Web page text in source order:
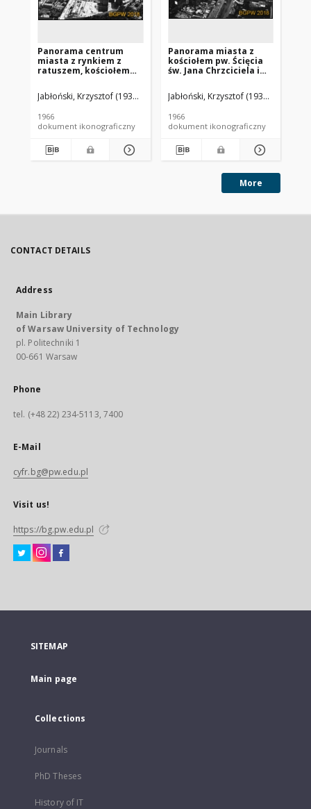
Panorama centrum
miasta z rynkiem z
ratuszem, kościołem
Mikołaja i kościołem
Wniebowzięcia NMP,
strony wschodniej w
kierunku kościoła św.
Pawła, Chełmno
Jabłoński, Krzysztof (1934-2014).
1966
dokument ikonograficzny
Panorama miasta z
kościołem pw. Ścięcia
św. Jana Chrzciciela i
Zwiastowania NMP,
widok lotniczy od
Chojnice
Jabłoński, Krzysztof (1934-2014).
1966
dokument ikonograficzny
More
CONTACT DETAILS
Address
Main Library
of Warsaw University of Technology
pl. Politechniki 1
00-661 Warsaw
Phone
tel. (+48 22) 234-5113, 7400
E-Mail
cyfr.bg@pw.edu.pl
Visit us!
https://bg.pw.edu.pl
SITEMAP
Main page
Collections
Journals
PhD Theses
History of IT